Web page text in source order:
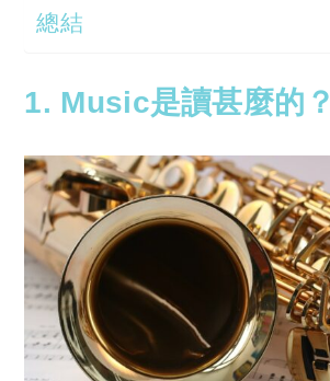
總結
1. Music是讀甚麼的？